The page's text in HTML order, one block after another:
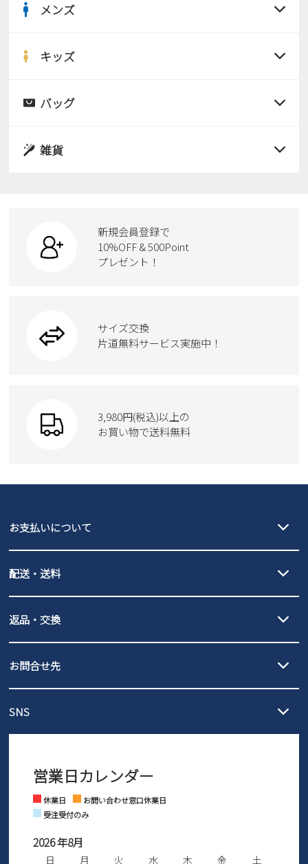
サンダル
スニーカー
カジュアルシューズ
ワークシューズ
ウェア
moz
メンズ
サンダル
ローファー
ブーツ
Parade
GAP
キッズ
サンダル
スクール
new balance
瞬足
バッグ
ボディバッグ
ハンドバッグ
トートバッグ
雑貨
ケア用品
新規会員登録で
10%OFF & 500Point
プレゼント！
サイズ交換
片道無料サービス実施中！
3,980円(税込)以上の
お買い物で送料無料
お支払いについて
PayPay（オンライン決済）、代金引換のご利用が可能です。
配送・送料
北海道・本州・四国・九州…550円
3,980円（税込）以上お買い上げで送料無料
発送日・送料詳細については
ご利用ください。
全国一律…220円（税込）
発送日・送料詳細についてはご利用ガイドを
ご利用ください。
返品・交換
の片道無料サービスを実施中！
ントとしても安心してご利用いただけるよう、サイズ交換の受付期
さい。
お問合せ先
営業時間：11時～17時
※土日祝はお問い合わせ窓口休業日となります。
SNS
Facebook Instagram
営業日カレンダー
休業日
お問い合わせ窓口休業日
受注受付のみ
2026 年8月
日 月 火 水 木 金
土